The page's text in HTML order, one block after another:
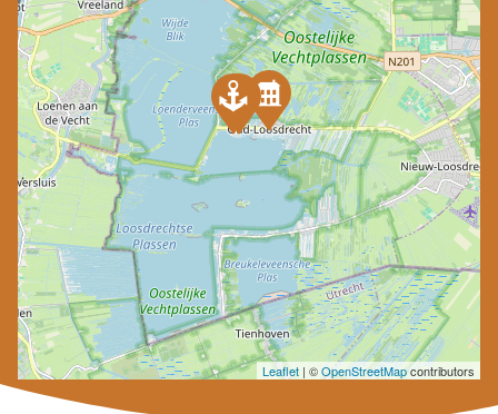
Leaflet | ©OpenStreetMapcontributors